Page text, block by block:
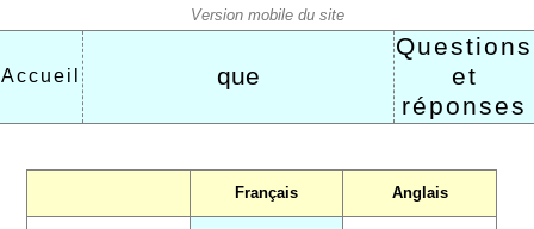
Accueil que
Questions
et
réponses
Français Anglais